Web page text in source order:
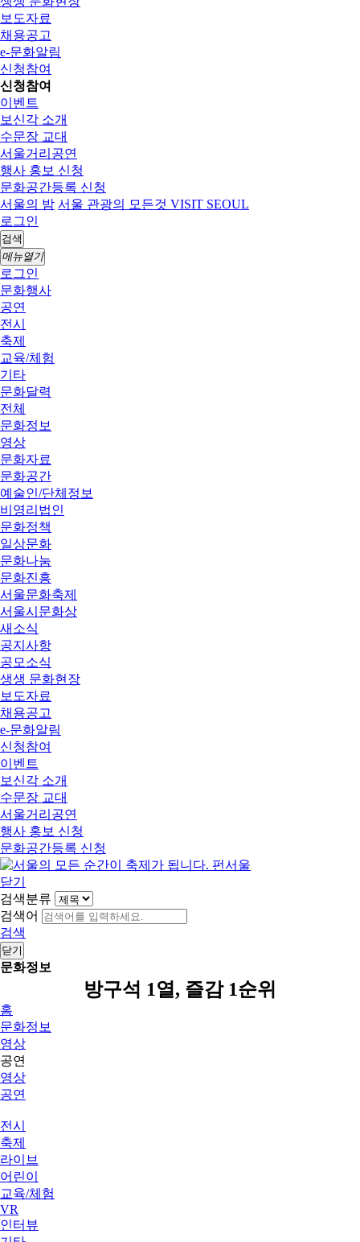
보도자료
채용공고
e-문화알림
신청참여
신청참여
이벤트
보신각 소개
수문장 교대
서울거리공연
행사 홍보 신청
문화공간등록 신청
서울의 밤 서울 관광의 모든것 VISIT SEOUL
로그인
검색
메뉴열기
로그인
문화행사
공연
전시
축제
교육/체험
기타
문화달력
전체
문화정보
영상
문화자료
문화공간
예술인/단체정보
비영리법인
문화정책
일상문화
문화나눔
문화진흥
서울문화축제
서울시문화상
새소식
공지사항
공모소식
생생 문화현장
보도자료
채용공고
e-문화알림
신청참여
이벤트
보신각 소개
수문장 교대
서울거리공연
행사 홍보 신청
문화공간등록 신청
닫기
검색분류
검색어
검색
닫기
문화정보
방구석 1열, 즐감 1순위
홈
문화정보
영상
공연
영상
공연
전시
축제
라이브
어린이
교육/체험
VR
인터뷰